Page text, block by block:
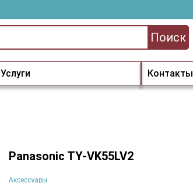
Услуги Контакты
Поиск
Panasonic TY-VK55LV2
Аксессуары